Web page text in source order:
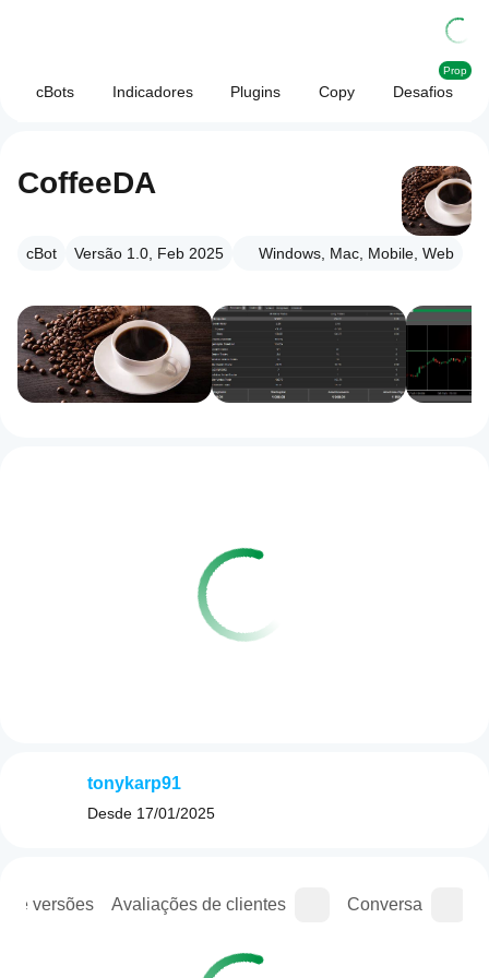
cBots Indicadores Plugins Copy Desafios
Prop
CoffeeDA
cBot Versão 1.0, Feb 2025 Windows, Mac, Mobile, Web
de versões Avaliações de clientes Conversa
tonykarp91
Desde 17/01/2025